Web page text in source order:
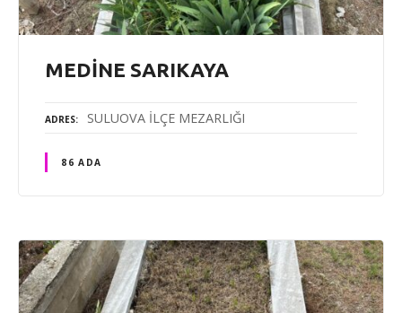
MEDİNE SARIKAYA
ADRES SULUOVA İLÇE MEZARLIĞI
86 ADA